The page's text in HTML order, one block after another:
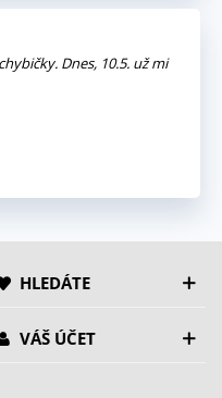
Dnes, 10.5. už mi
HLEDÁTE
VÁŠ ÚČET